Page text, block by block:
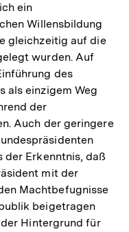
ein
Willensbildung
gleichzeitig auf die
wurden. Auf
des
als einzigem Weg
der
Auch der geringere
der Erkenntnis, daß
mit der
Machtbefugnisse
beigetragen
Hintergrund für